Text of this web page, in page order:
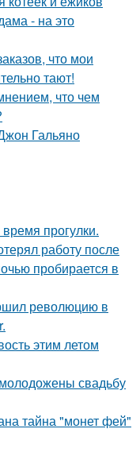
- на это
что мои
тают!
что чем
Гальяно
прогулки.
работу после
пробирается в
революцию в
этим летом
свадьбу
тайна "монет фей"